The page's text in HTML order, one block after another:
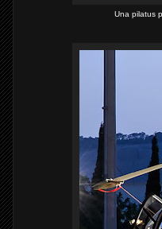
Una pilatus